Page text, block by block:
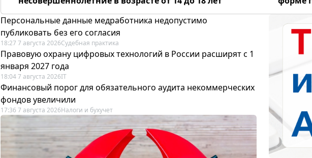
Персональные данные медработника недопустимо
публиковать без его согласия
18:27 7 августа 2026Судебная практика
Правовую охрану цифровых технологий в России расширят с 1
января 2027 года
18:04 7 августа 2026IT
Финансовый порог для обязательного аудита некоммерческих
фондов увеличили
17:36 7 августа 2026Налоги и бухучет